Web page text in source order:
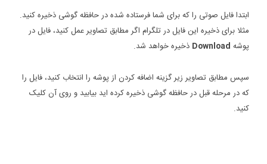
ابتدا فایل صوتی را که برای شما فرستاده شده در حافظه گوشی ذخیره کنید.
مثلا برای ذخیره این فایل در تلگرام اگر مطابق تصاویر عمل کنید، فایل در
پوشه Download ذخیره خواهد شد.
سپس مطابق تصاویر زیر گزینه اضافه کردن از پوشه را انتخاب کنید، فایل را
که در مرحله قبل در حافظه گوشی ذخیره کرده اید بیابید و روی آن کلیک
کنید.